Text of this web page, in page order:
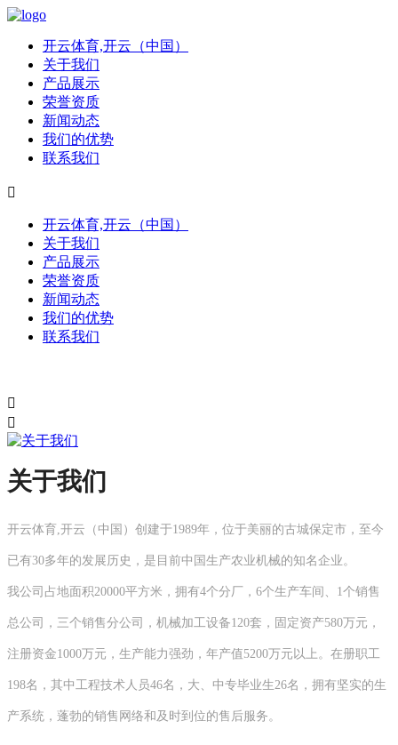
开云体育,开云（中国）
关于我们
产品展示
荣誉资质
新闻动态
我们的优势
联系我们

开云体育,开云（中国）
关于我们
产品展示
荣誉资质
新闻动态
我们的优势
联系我们


关于我们
开云体育,开云（中国）创建于1989年，位于美丽的古城保定市，至今
已有30多年的发展历史，是目前中国生产农业机械的知名企业。
我公司占地面积20000平方米，拥有4个分厂，6个生产车间、1个销售
总公司，三个销售分公司，机械加工设备120套，固定资产580万元，
注册资金1000万元，生产能力强劲，年产值5200万元以上。在册职工
198名，其中工程技术人员46名，大、中专毕业生26名，拥有坚实的生
产系统，蓬勃的销售网络和及时到位的售后服务。